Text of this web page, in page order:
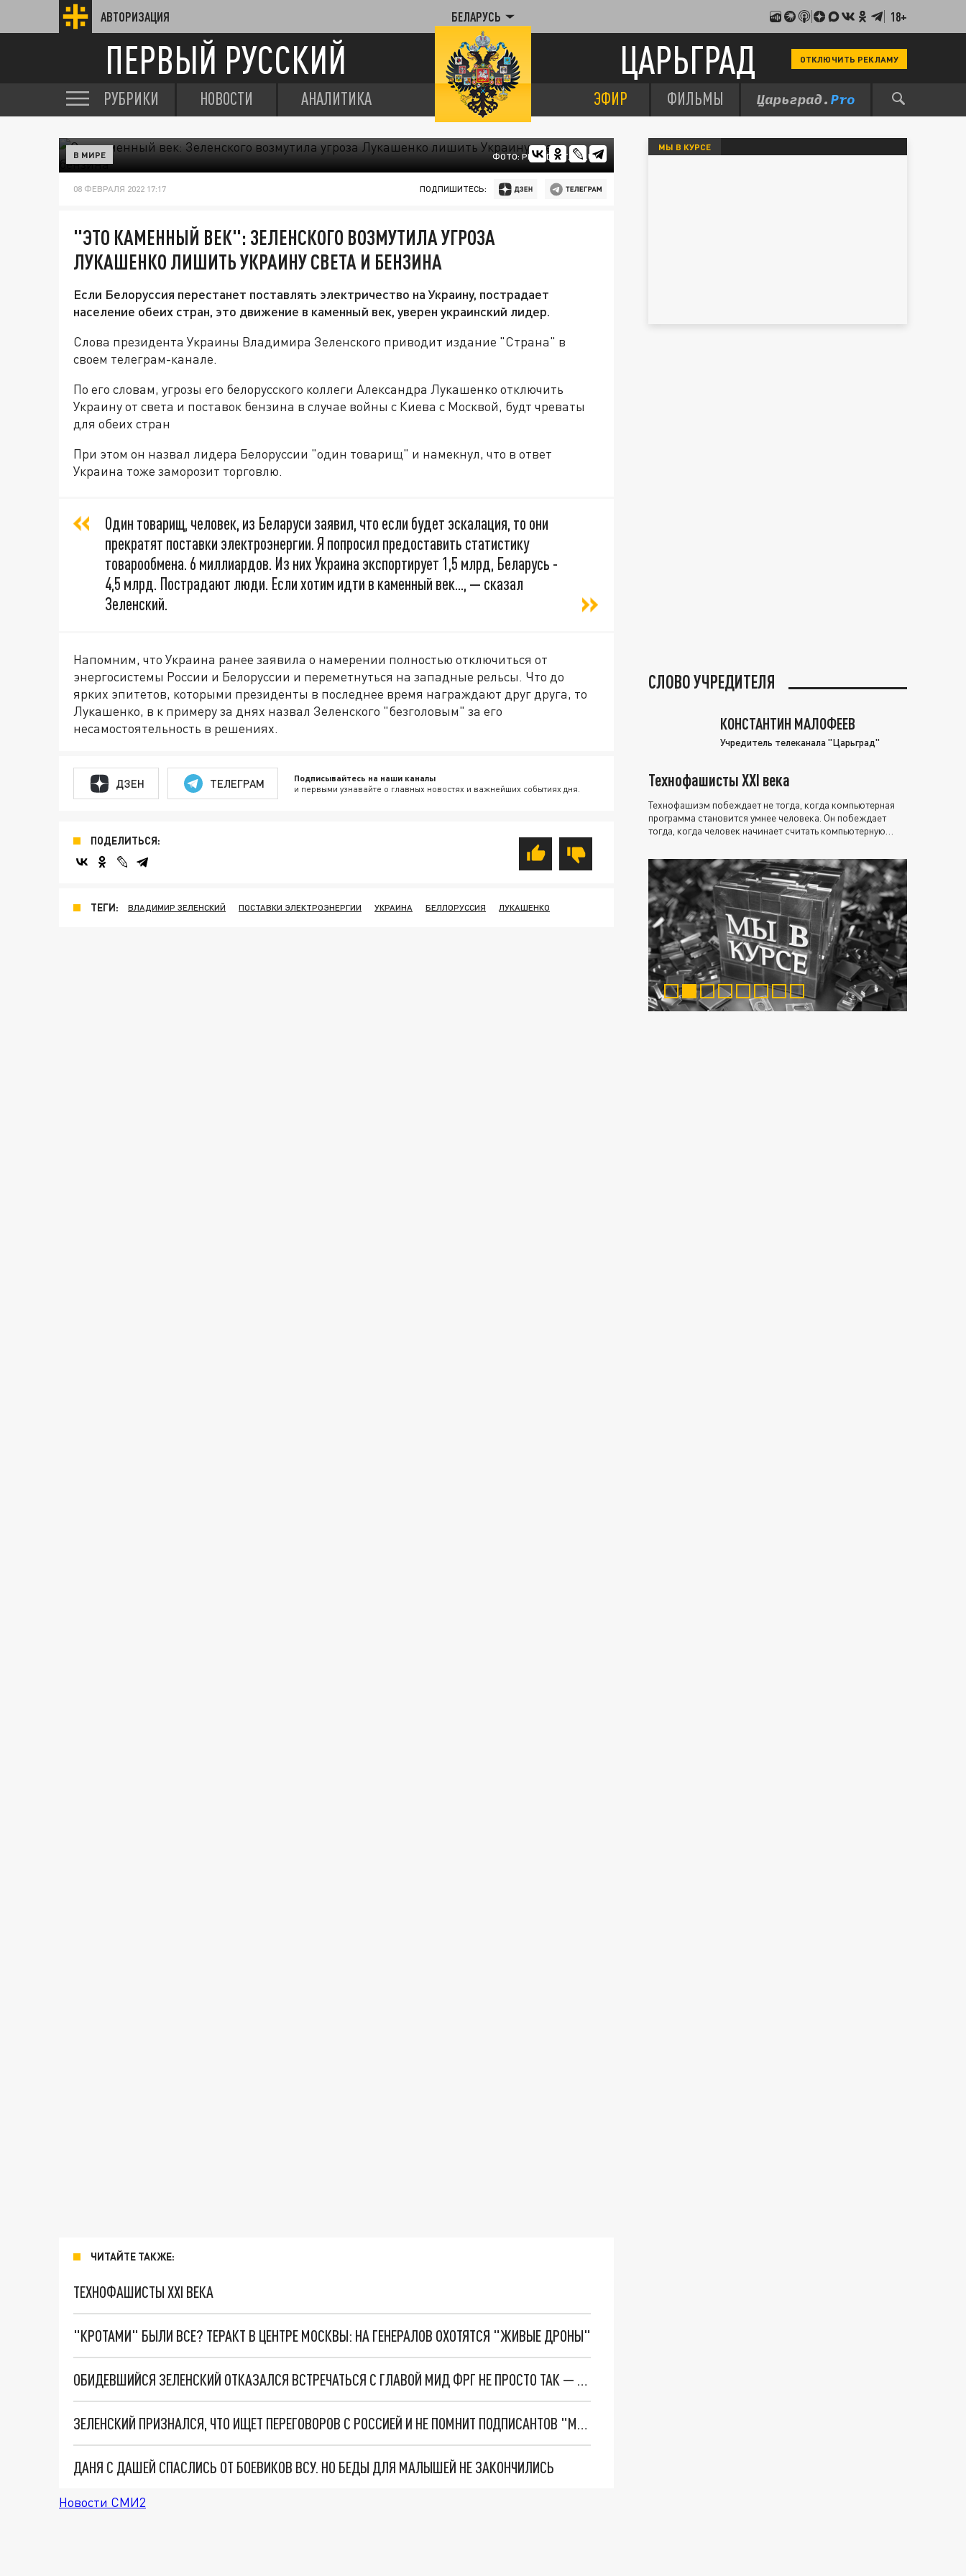
АВТОРИЗАЦИЯ БЕЛАРУСЬ 18+
ПЕРВЫЙ РУССКИЙ ЦАРЬГРАД ОТКЛЮЧИТЬ РЕКЛАМУ
РУБРИКИ НОВОСТИ АНАЛИТИКА ЭФИР ФИЛЬМЫ
ФОТО: PRESIDENT.GOV.UA
В МИРЕ
08 ФЕВРАЛЯ 2022 17:17 ПОДПИШИТЕСЬ:
"ЭТО КАМЕННЫЙ ВЕК": ЗЕЛЕНСКОГО ВОЗМУТИЛА УГРОЗА
ЛУКАШЕНКО ЛИШИТЬ УКРАИНУ СВЕТА И БЕНЗИНА
Если Белоруссия перестанет поставлять электричество на Украину, пострадает
население обеих стран, это движение в каменный век, уверен украинский лидер.
Слова президента Украины Владимира Зеленского приводит издание "Страна" в
своем телеграм-канале.
По его словам, угрозы его белорусского коллеги Александра Лукашенко отключить
Украину от света и поставок бензина в случае войны с Киева с Москвой, будт чреваты
для обеих стран
При этом он назвал лидера Белоруссии "один товарищ" и намекнул, что в ответ
Украина тоже заморозит торговлю.
Один товарищ, человек, из Беларуси заявил, что если будет эскалация, то они
прекратят поставки электроэнергии. Я попросил предоставить статистику
товарообмена. 6 миллиардов. Из них Украина экспортирует 1,5 млрд, Беларусь -
4,5 млрд. Пострадают люди. Если хотим идти в каменный век..., — сказал
Зеленский.
Напомним, что Украина ранее заявила о намерении полностью отключиться от
энергосистемы России и Белоруссии и переметнуться на западные рельсы. Что до
ярких эпитетов, которыми президенты в последнее время награждают друг друга, то
Лукашенко, в к примеру за днях назвал Зеленского "безголовым" за его
несамостоятельность в решениях.
ДЗЕН ТЕЛЕГРАМ Подписывайтесь на наши каналы
и первыми узнавайте о главных новостях и важнейших событиях дня.
ПОДЕЛИТЬСЯ:
ТЕГИ: ВЛАДИМИР ЗЕЛЕНСКИЙ ПОСТАВКИ ЭЛЕКТРОЭНЕРГИИ УКРАИНА БЕЛЛОРУССИЯ ЛУКАШЕНКО
ЧИТАЙТЕ ТАКЖЕ:
ТЕХНОФАШИСТЫ XXI ВЕКА
"КРОТАМИ" БЫЛИ ВСЕ? ТЕРАКТ В ЦЕНТРЕ МОСКВЫ: НА ГЕНЕРАЛОВ ОХОТЯТСЯ "ЖИВЫЕ ДРОНЫ"
ОБИДЕВШИЙСЯ ЗЕЛЕНСКИЙ ОТКАЗАЛСЯ ВСТРЕЧАТЬСЯ С ГЛАВОЙ МИД ФРГ НЕ ПРОСТО ТАК — В США РАСКРЫЛИ ТАЙНУ
ЗЕЛЕНСКИЙ ПРИЗНАЛСЯ, ЧТО ИЩЕТ ПЕРЕГОВОРОВ С РОССИЕЙ И НЕ ПОМНИТ ПОДПИСАНТОВ "МИНСКА — 2"
ДАНЯ С ДАШЕЙ СПАСЛИСЬ ОТ БОЕВИКОВ ВСУ. НО БЕДЫ ДЛЯ МАЛЫШЕЙ НЕ ЗАКОНЧИЛИСЬ
Новости СМИ2
МЫ В КУРСЕ
СЛОВО УЧРЕДИТЕЛЯ
КОНСТАНТИН МАЛОФЕЕВ
Учредитель телеканала "Царьград"
Технофашисты XXI века
Технофашизм побеждает не тогда, когда компьютерная
программа становится умнее человека. Он побеждает
тогда, когда человек начинает считать компьютерную